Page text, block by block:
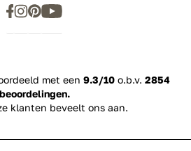
met een 9.3/10 o.b.v. 2854
beoordelingen.
klanten beveelt ons aan.